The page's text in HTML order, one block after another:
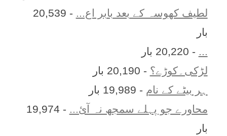
لطیف کھوسہ کے بعد بابر اع...
- 20,539
بار
... - 20,220 بار
لڑکی۔کوڑے؟ - 20,190 بار
ہر بيٹے کے نام - 19,989 بار
محاورے جو پہلے سمجھ نہ آئ...
- 19,974
بار